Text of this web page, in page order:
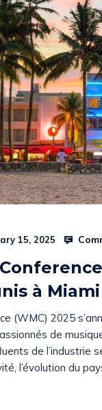
15, 2025
à Miami
(WMC) 2025
de
de l’industrie
l’évolution du